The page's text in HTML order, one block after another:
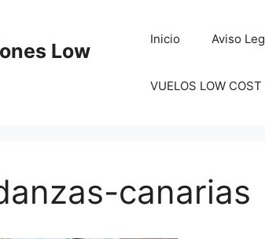
Low
Inicio Aviso
VUELOS LOW COST
canarias